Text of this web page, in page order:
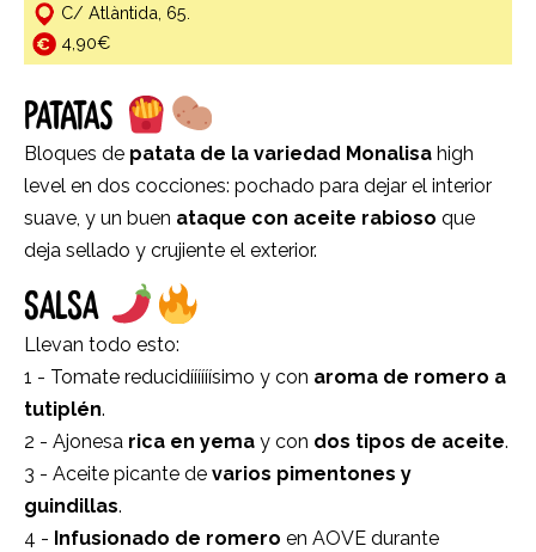
C/ Atlàntida, 65.
4,90€
PATATAS
Bloques de patata de la variedad Monalisa high
level en dos cocciones: pochado para dejar el interior
suave, y un buen ataque con aceite rabioso que
deja sellado y crujiente el exterior.
SALSA
Llevan todo esto:
1 - Tomate reducidíííííísimo y con aroma de romero a
tutiplén.
2 - Ajonesa rica en yema y con dos tipos de aceite.
3 - Aceite picante de varios pimentones y
guindillas.
4 - Infusionado de romero en AOVE durante